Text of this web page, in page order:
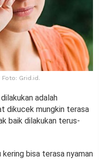
Grid.id.
adalah
dikucek mungkin terasa
baik dilakukan terus-
bisa terasa nyaman